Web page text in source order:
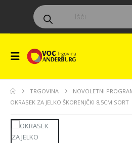
Products
search
TRGOVINA NOVOLETNI
OKRASEK ZA JELKO ŠKORENJČKI 8,5CM SORT